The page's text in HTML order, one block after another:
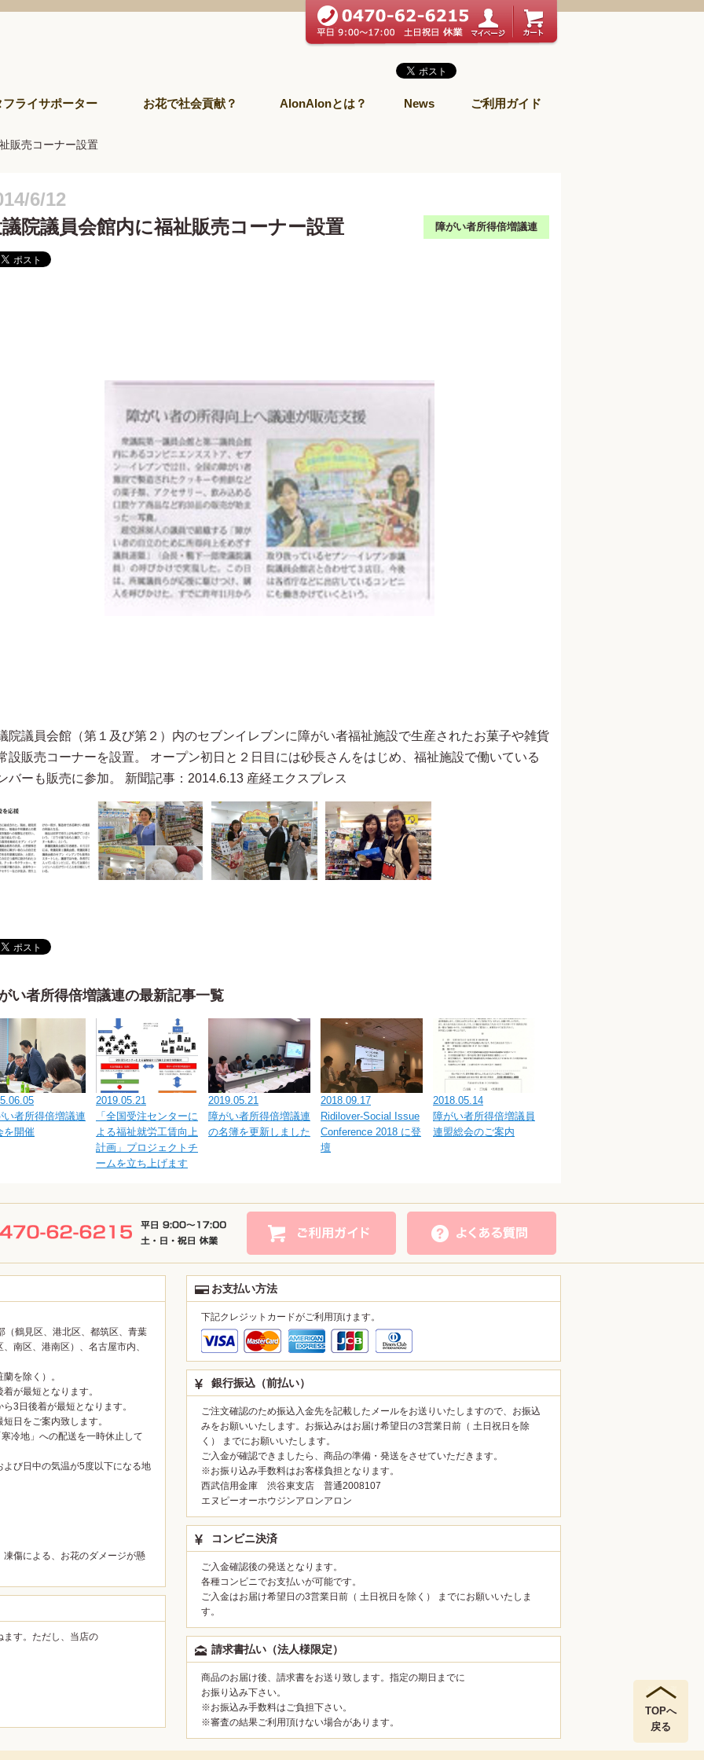
フライサポーター お花で社会貢献？ AlonAlonとは？ News ご利用ガイド
販売コーナー設置
6/12
院議員会館内に福祉販売コーナー設置
障がい者所得倍増議連
院議員会館（第１及び第２）内のセブンイレブンに障がい者福祉施設で生産されたお菓子や雑貨
設販売コーナーを設置。 オープン初日と２日目には砂長さんをはじめ、福祉施設で働いている
バーも販売に参加。 新聞記事：2014.6.13 産経エクスプレス
い者所得倍増議連の最新記事一覧
い者所得倍増議連
を開催
2019.05.21
「全国受注センターに
よる福祉就労工賃向上
計画」プロジェクトチ
ームを立ち上げます
2019.05.21
障がい者所得倍増議連
の名簿を更新しました
2018.09.17
Ridilover-Social Issue
Conference 2018 に登
壇
2018.05.14
障がい者所得倍増議員
連盟総会のご案内
式会社石毛企画 石毛宏典 元内閣総理大臣夫人 安倍昭恵
（鶴見区、港北区、都筑区、青葉
南区、港南区）、名古屋市内、
を除く）。
が最短となります。
3日後着が最短となります。
日をご案内致します。
冷地」への配送を一時休止して
び日中の気温が5度以下になる地
傷による、お花のダメージが懸
ます。ただし、当店の
お支払い方法
下記クレジットカードがご利用頂けます。
銀行振込（前払い）
ご注文確認のため振込入金先を記載したメールをお送りいたしますので、お振込
みをお願いいたします。お振込みはお届け希望日の3営業日前（ 土日祝日を除
く） までにお願いいたします。
ご入金が確認できましたら、商品の準備・発送をさせていただきます。
※お振り込み手数料はお客様負担となります。
西武信用金庫 渋谷東支店 普通2008107
エヌピーオーホウジンアロンアロン
コンビニ決済
ご入金確認後の発送となります。
各種コンビニでお支払いが可能です。
ご入金はお届け希望日の3営業日前（ 土日祝日を除く） までにお願いいたしま
す。
請求書払い（法人様限定）
商品のお届け後、請求書をお送り致します。指定の期日までに
お振り込み下さい。
※お振込み手数料はご負担下さい。
※審査の結果ご利用頂けない場合があります。
TOPへ
戻る